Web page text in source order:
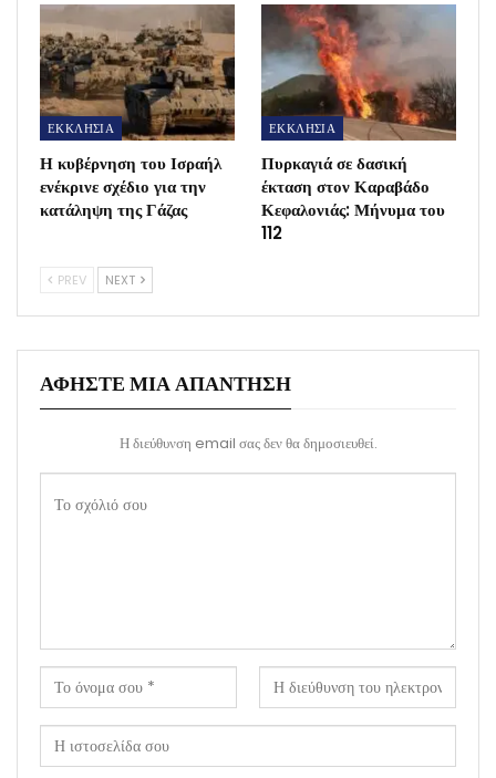
ΕΚΚΛΗΣΙΑ
Η κυβέρνηση του Ισραήλ
ενέκρινε σχέδιο για την
κατάληψη της Γάζας
ΕΚΚΛΗΣΙΑ
Πυρκαγιά σε δασική
έκταση στον Καραβάδο
Κεφαλονιάς: Μήνυμα του
112
PREV NEXT
ΑΦΉΣΤΕ ΜΙΑ ΑΠΆΝΤΗΣΗ
Η διεύθυνση email σας δεν θα δημοσιευθεί.